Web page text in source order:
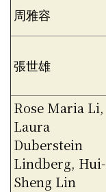
周雅容
張世雄
Rose Maria Li,
Laura
Duberstein
Lindberg, Hui-
Sheng Lin